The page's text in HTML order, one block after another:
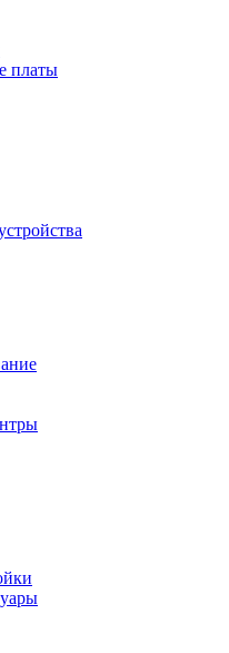
платы